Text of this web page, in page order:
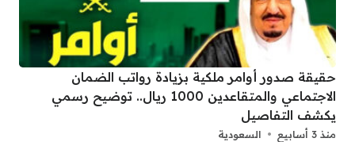
حقيقة صدور أوامر ملكية بزيادة رواتب الضمان
الاجتماعي والمتقاعدين 1000 ريال.. توضيح رسمي
يكشف التفاصيل
منذ 3 أسابيع السعودية